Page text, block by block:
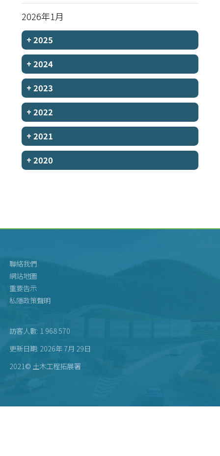
2026年1月
+ 2025
+ 2024
+ 2023
+ 2022
+ 2021
+ 2020
聯絡我們
網站地圖
重要告示
私隱政策聲明
訪客人數: 1 968 570
更新日期: 2026年 7月 29日
2021© 土木工程拓展署